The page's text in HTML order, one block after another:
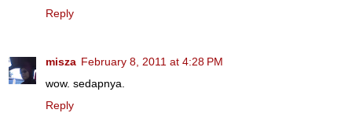
Reply
misza February 8, 2011 at 4:28 PM
wow. sedapnya.
Reply